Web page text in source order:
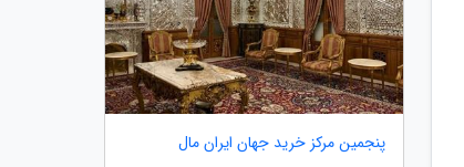
پنجمین مرکز خرید جهان ایران مال